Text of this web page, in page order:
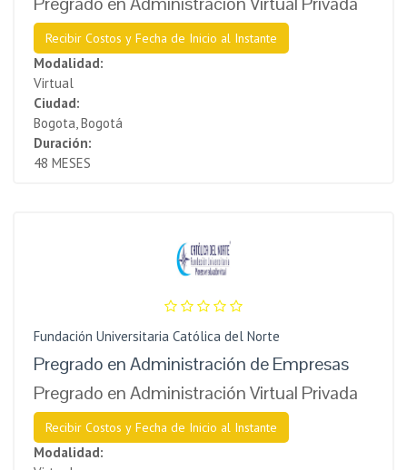
Recibir Costos y Fecha de Inicio al Instante
Modalidad:
Virtual
Ciudad:
Bogota, Bogotá
Duración:
48 MESES
Fundación Universitaria Católica del Norte
Pregrado en Administración de Empresas
Pregrado en Administración Virtual Privada
Recibir Costos y Fecha de Inicio al Instante
Modalidad: